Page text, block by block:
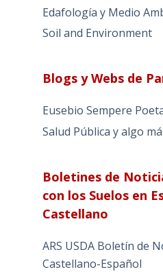
Edafología y Medio
Soil and Environment
Blogs y Webs de
Eusebio Sempere
Salud Pública y algo
Boletines de
con los Suelos en
Castellano
ARS USDA Boletín de
Castellano-Español